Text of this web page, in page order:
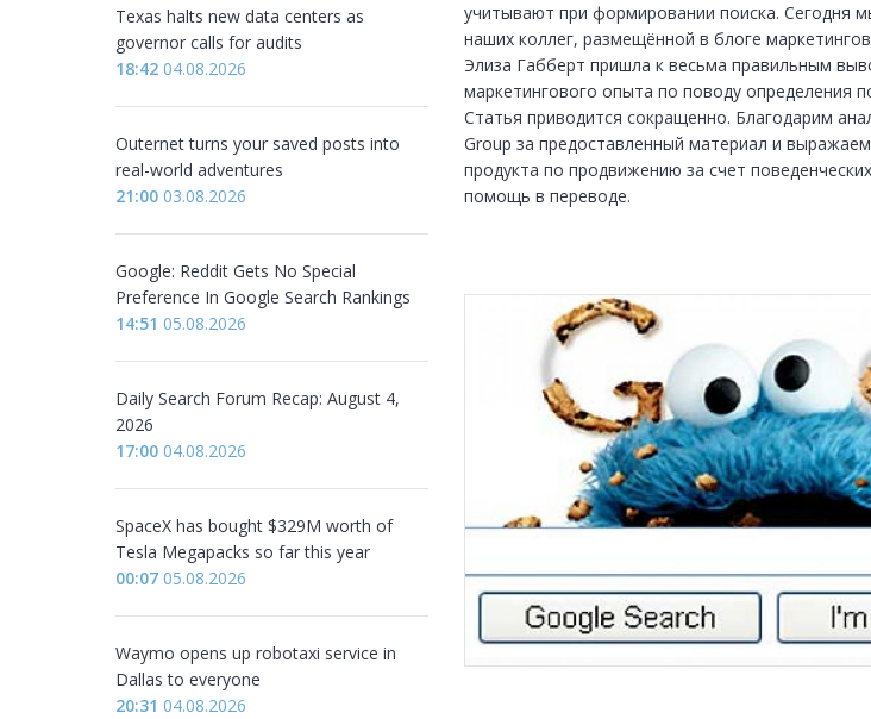
Texas halts new data centers as
governor calls for audits
18:42 04.08.2026
Outernet turns your saved posts into
real-world adventures
21:00 03.08.2026
Google: Reddit Gets No Special
Preference In Google Search Rankings
14:51 05.08.2026
Daily Search Forum Recap: August 4,
2026
17:00 04.08.2026
SpaceX has bought $329M worth of
Tesla Megapacks so far this year
00:07 05.08.2026
Waymo opens up robotaxi service in
Dallas to everyone
20:31 04.08.2026
учитывают при формировании поиска. Сегодня
наших коллег, размещённой в блоге
Элиза Габберт пришла к весьма правильным
маркетингового опыта по поводу определения
Статья приводится сокращенно. Благодарим
Group за предоставленный материал и
продукта по продвижению за счет
помощь в переводе.